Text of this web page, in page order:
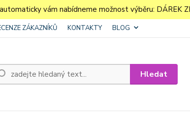
vám nabídneme možnost výběru: DÁREK
ZÁKAZNÍKŮ KONTAKTY BLOG
Hledat